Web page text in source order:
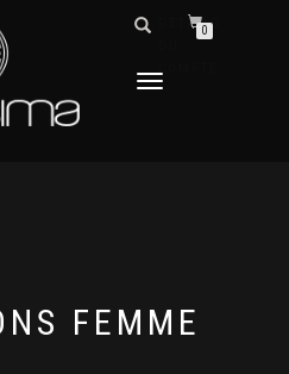
DÉPLIER
DÉTAILS
0
FEMME